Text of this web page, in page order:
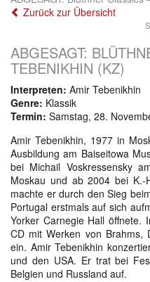
Zurück zur Übersicht
ABGESAGT:
TEBENIKHIN (KZ)
Interpreten: Amir Tebenikhin
Genre: Klassik
Termin: Samstag, 28.
Amir Tebenikhin, 1977 in
Ausbildung am Baiseitowa
bei Michail Voskressensky
Moskau und ab 2004 bei K.-
machte er durch den Sieg
Portugal erstmals auf sich
Yorker Carnegie Hall
CD mit Werken von Brahms,
ein. Amir Tebenikhin
und den USA. Er trat bei
Belgien und Russland auf.